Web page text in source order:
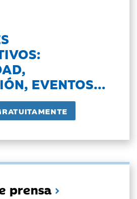
EVENTOS...
prensa